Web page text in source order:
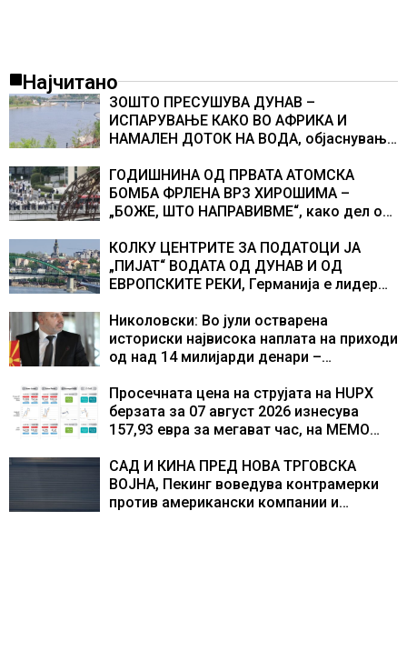
Најчитано
ЗОШТО ПРЕСУШУВА ДУНАВ –
ИСПАРУВАЊЕ КАКО ВО АФРИКА И
НАМАЛЕН ДОТОК НА ВОДА, објаснување
ГОДИШНИНА ОД ПРВАТА АТОМСКА
БОМБА ФРЛЕНА ВРЗ ХИРОШИМА –
„БОЖЕ, ШТО НАПРАВИВМЕ“, како дел од
учесниците во бомбардирањето го
доживуваа овој настан што го промени
текот на историјата
КОЛКУ ЦЕНТРИТЕ ЗА ПОДАТОЦИ ЈА
„ПИЈАТ“ ВОДАТА ОД ДУНАВ И ОД
ЕВРОПСКИТЕ РЕКИ, Германија е лидер
центри за податоци
Николовски: Во јули остварена
историски највисока наплата на приходи
од над 14 милијарди денари –
резултати
Просечната цена на струјата на HUPX
берзата за 07 август 2026 изнесува
157,93 евра за мегават час, на МЕМО
САД И КИНА ПРЕД НОВА ТРГОВСКА
ВОЈНА, Пекинг воведува контрамерки
против американски компании и